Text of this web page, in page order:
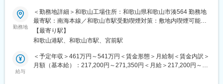
■業務概要
レーザー加工機による鋼板の切断加工および、プレスブレーキに
よる曲げ加工を担当していただきます。併せて、材料の荷受け・
運搬、製品の出荷対応など、製造現場における幅広い業務をお任
せします。
■具体的には
勤務地
＜勤務地詳細＞和歌山工場住所：和歌山県和歌山市湊564 勤務地
最寄駅：南海本線／和歌山市駅受動喫煙対策：敷地内喫煙可能場
所あり変更の範囲：会社の定める事業所
【最寄り駅】
和歌山港駅、和歌山市駅、宮前駅
給与
＜予定年収＞461万円～541万円＜賃金形態＞月給制＜賃金内訳＞
月額（基本給）：217,200円～271,350円＜月給＞217,200円～